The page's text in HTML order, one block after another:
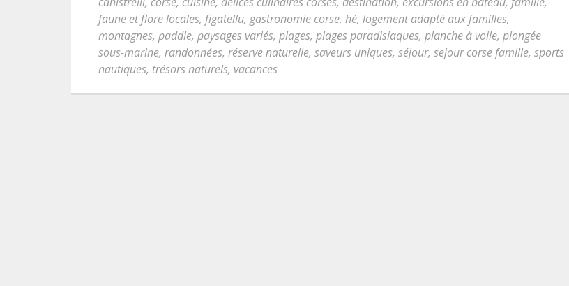
faune et flore locales, figatellu, gastronomie corse, hé, logement adapté aux familles,
montagnes, paddle, paysages variés, plages, plages paradisiaques, planche à voile, plongée
sous-marine, randonnées, réserve naturelle, saveurs uniques, séjour, sejour corse famille, sports
nautiques, trésors naturels, vacances